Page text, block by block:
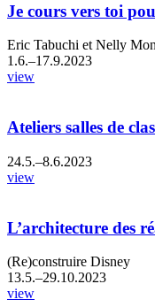
Je cours vers toi
Eric Tabuchi et Nelly
1.6.–17.9.2023
view
Ateliers salles de
24.5.–8.6.2023
view
L’architecture des
(Re)construire Disney
13.5.–29.10.2023
view